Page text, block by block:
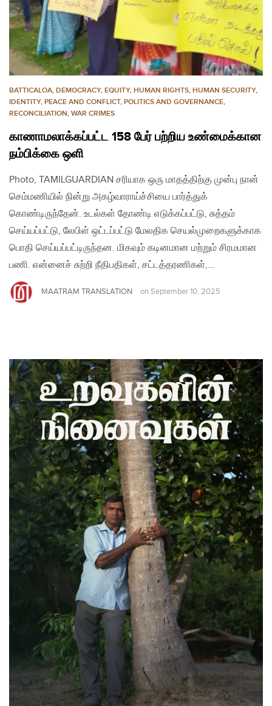
BATTICALOA, DEMOCRACY, EQUITY, HUMAN RIGHTS, HUMAN SECURITY,
IDENTITY, PEACE AND CONFLICT, POLITICS AND GOVERNANCE,
RECONCILIATION, WAR CRIMES
காணாமலாக்கப்பட்ட 158 பேர் பற்றிய உண்மைக்கான
நம்பிக்கை ஒளி
Photo, TAMILGUARDIAN சரியாக ஒரு மாதத்திற்கு முன்பு நான்
செம்மணியில் நின்று அகழ்வாராய்ச்சியை பார்த்துக்
கொண்டிருந்தேன். உடல்கள் தோண்டி எடுக்கப்பட்டு, சுத்தம்
செய்யப்பட்டு, லேபிள் ஒட்டப்பட்டு மேலதிக செயல்முறைகளுக்காக
பொதி செய்யப்பட்டிருந்தன. மிகவும் கடினமான மற்றும் சிரமமான
பணி. என்னைச் சுற்றி நீதிபதிகள், சட்டத்தரணிகள்,…
MAATRAM TRANSLATION on September 10, 2025